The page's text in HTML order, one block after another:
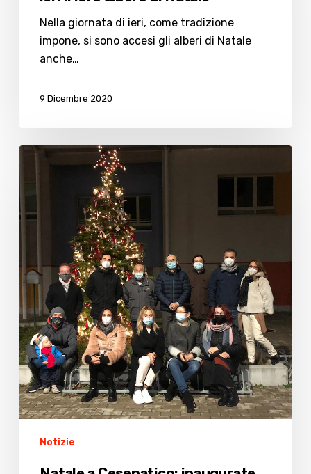
inaugurato
Nella giornata di ieri, come tradizione
impone, si sono accesi gli alberi di Natale
anche…
9 Dicembre 2020
Natale
inaugurate
Notizie